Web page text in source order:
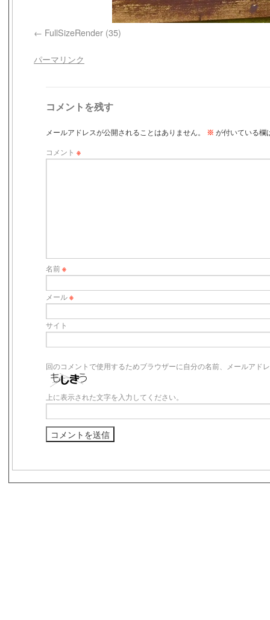
FullSizeRender (35)
パーマリンク
コメントを残す
メールアドレスが公開されることはありません。 ※ が付いている欄
コメント ※
名前※
メール※
サイト
回のコメントで使用するためブラウザーに自分の名前、メールアド
上に表示された文字を入力してください。
s3